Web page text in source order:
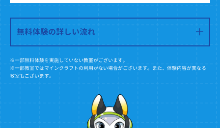
無料体験の詳しい流れ
※一部無料体験を実施していない教室がございます。
※一部教室ではマインクラフトの利用がない場合がございます。また、体験内容が異なる
教室もございます。